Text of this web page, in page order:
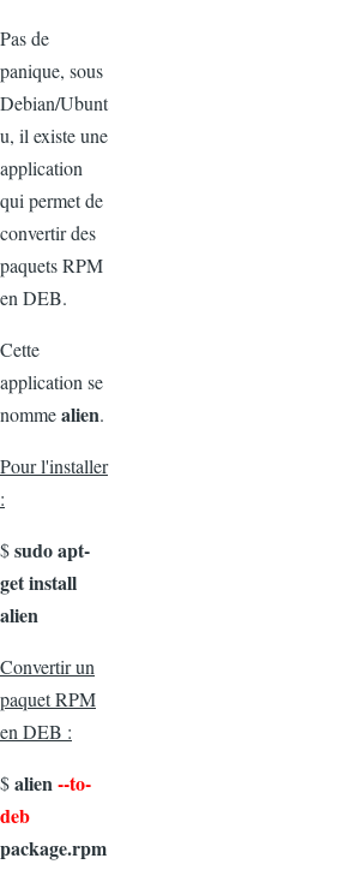
Pas de
panique, sous
Debian/Ubunt
u, il existe une
application
qui permet de
convertir des
paquets RPM
en DEB.
Cette
application se
nommealien.
Pour l'installer
:
$sudo apt-
get install
alien
Convertir un
paquet RPM
en DEB :
$alien--to-
deb
package.rpm